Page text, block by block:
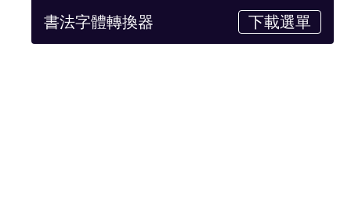
書法字體轉換器 下載選單